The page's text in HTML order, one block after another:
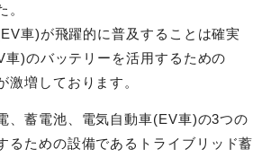
。
車)が飛躍的に普及することは確実
車)のバッテリーを活用するための
激増しております。
、蓄電池、電気自動車(EV車)の3つの
るための設備であるトライブリッド蓄